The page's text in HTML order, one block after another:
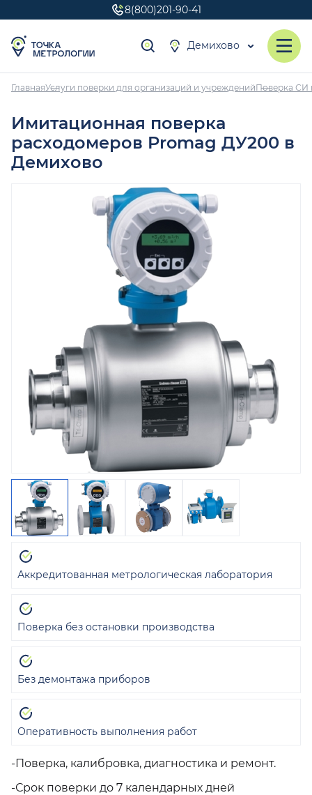
8(800)201-90-41
Демихово
ГлавнаяУслуги поверки для организаций и учрежденийПоверка СИ
Имитационная поверка
расходомеров Promag ДУ200 в
Демихово
-Поверка, калибровка, диагностика и ремонт.
-Срок поверки до 7 календарных дней
Аккредитованная метрологическая лаборатория
Поверка без остановки производства
Без демонтажа приборов
Оперативность выполнения работ